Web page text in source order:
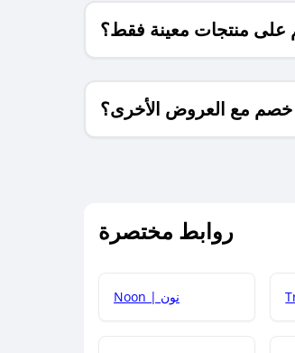
منتجات معينة فقط؟
مع العروض الأخرى؟
روابط مختصرة
Noon | نون